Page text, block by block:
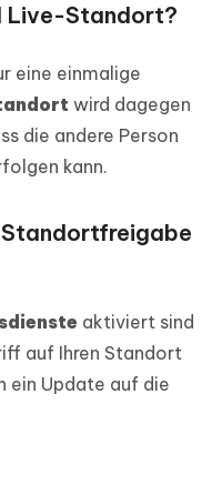
Live-Standort?
eine einmalige
wird dagegen
die andere Person
kann.
aktiviert sind
auf Ihren Standort
ein Update auf die